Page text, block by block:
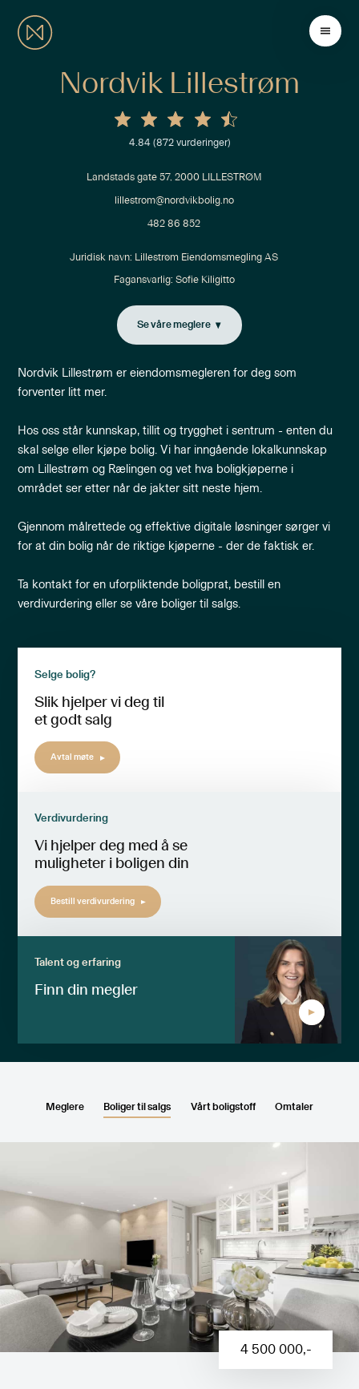
Nordvik Lillestrøm
4.84(872vurderinger)
Nordvik Lillestrøm er eiendomsmegleren for deg som
forventer litt mer.
Hos oss står kunnskap, tillit og trygghet i sentrum - enten du
skal selge eller kjøpe bolig. Vi har inngående lokalkunnskap
om Lillestrøm og Rælingen og vet hva boligkjøperne i
området ser etter når de jakter sitt neste hjem.
Gjennom målrettede og effektive digitale løsninger sørger vi
for at din bolig når de riktige kjøperne - der de faktisk er.
Ta kontakt for en uforpliktende boligprat, bestill en
verdivurdering eller se våre boliger til salgs.
Landstads gate 57, 2000 LILLESTRØM
lillestrom@nordvikbolig.no
482 86 852
Juridisk navn: Lillestrøm Eiendomsmegling AS
Fagansvarlig: Sofie Kiligitto
Se våre meglere
Selge bolig?
Slik hjelper vi deg til
et godt salg
Avtal møte
Verdivurdering
Vi hjelper deg med å se
muligheter i boligen din
Bestill verdivurdering
Talent og erfaring
Finn din megler
Meglere Boliger til salgs Vårt boligstoff Omtaler
4 500 000,-